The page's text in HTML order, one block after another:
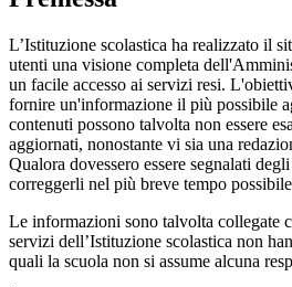
L’Istituzione scolastica ha realizzato il
utenti una visione completa
un facile accesso ai servizi resi.
fornire un'informazione il più possibile
contenuti possono talvolta non essere
aggiornati, nonostante vi sia una
Qualora dovessero essere segnalati
correggerli nel più breve tempo
Le informazioni sono talvolta collegate
servizi dell’Istituzione scolastica non
quali la scuola non si assume alcuna